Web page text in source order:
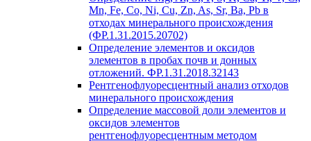
Mn, Fe, Co, Ni, Cu, Zn, As, Sr, Ba, Pb в
отходах минерального происхождения
(ФР.1.31.2015.20702)
Определение элементов и оксидов
элементов в пробах почв и донных
отложений. ФР.1.31.2018.32143
Рентгенофлуоресцентный анализ отходов
минерального происхождения
Определение массовой доли элементов и
оксидов элементов
рентгенофлуоресцентным методом